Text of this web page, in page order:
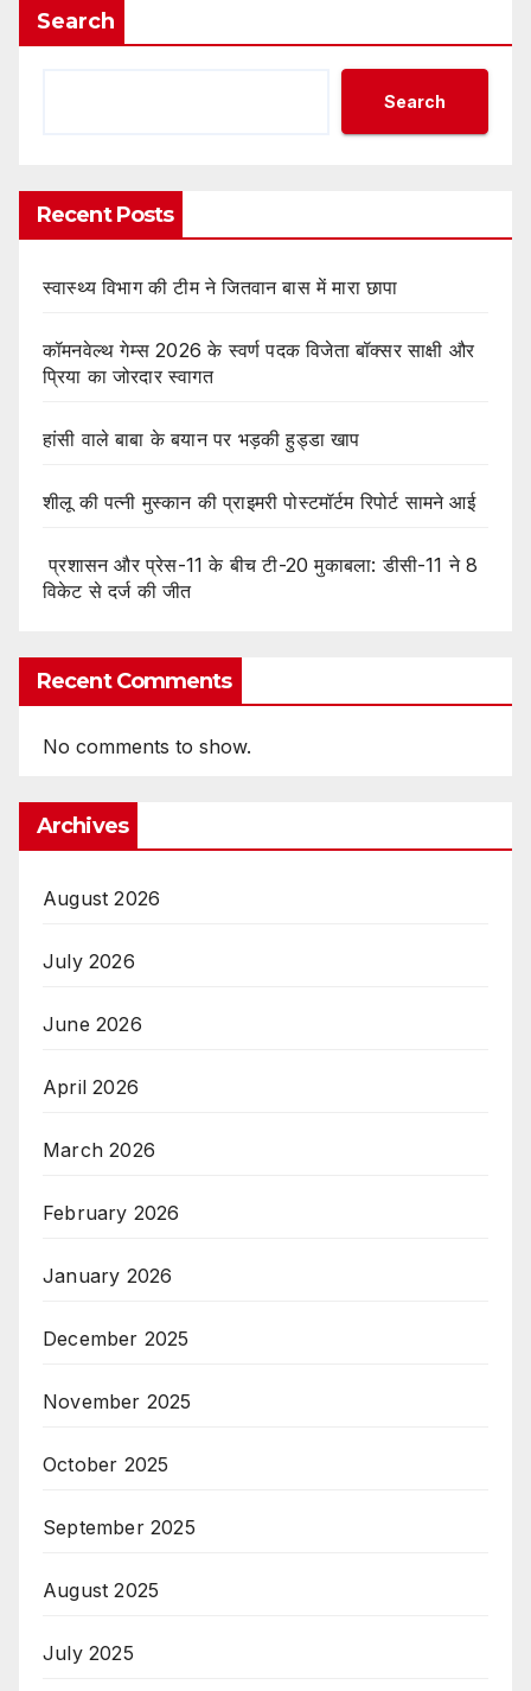
Search
Search
Recent Posts
स्वास्थ्य विभाग की टीम ने जितवान बास में मारा छापा
कॉमनवेल्थ गेम्स 2026 के स्वर्ण पदक विजेता बॉक्सर साक्षी और
प्रिया का जोरदार स्वागत
हांसी वाले बाबा के बयान पर भड़की हुड्डा खाप
शीलू की पत्नी मुस्कान की प्राइमरी पोस्टमॉर्टम रिपोर्ट सामने आई
प्रशासन और प्रेस-11 के बीच टी-20 मुकाबला: डीसी-11 ने 8
विकेट से दर्ज की जीत
Recent Comments
No comments to show.
Archives
August 2026
July 2026
June 2026
April 2026
March 2026
February 2026
January 2026
December 2025
November 2025
October 2025
September 2025
August 2025
July 2025